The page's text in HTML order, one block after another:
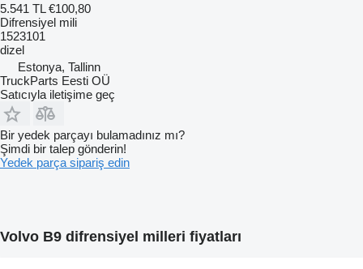
5.541 TL €100,80
Difrensiyel mili
1523101
dizel
Estonya, Tallinn
TruckParts Eesti OÜ
Satıcıyla iletişime geç
Bir yedek parçayı bulamadınız mı?
Şimdi bir talep gönderin!
Yedek parça sipariş edin
Volvo B9 difrensiyel milleri fiyatları